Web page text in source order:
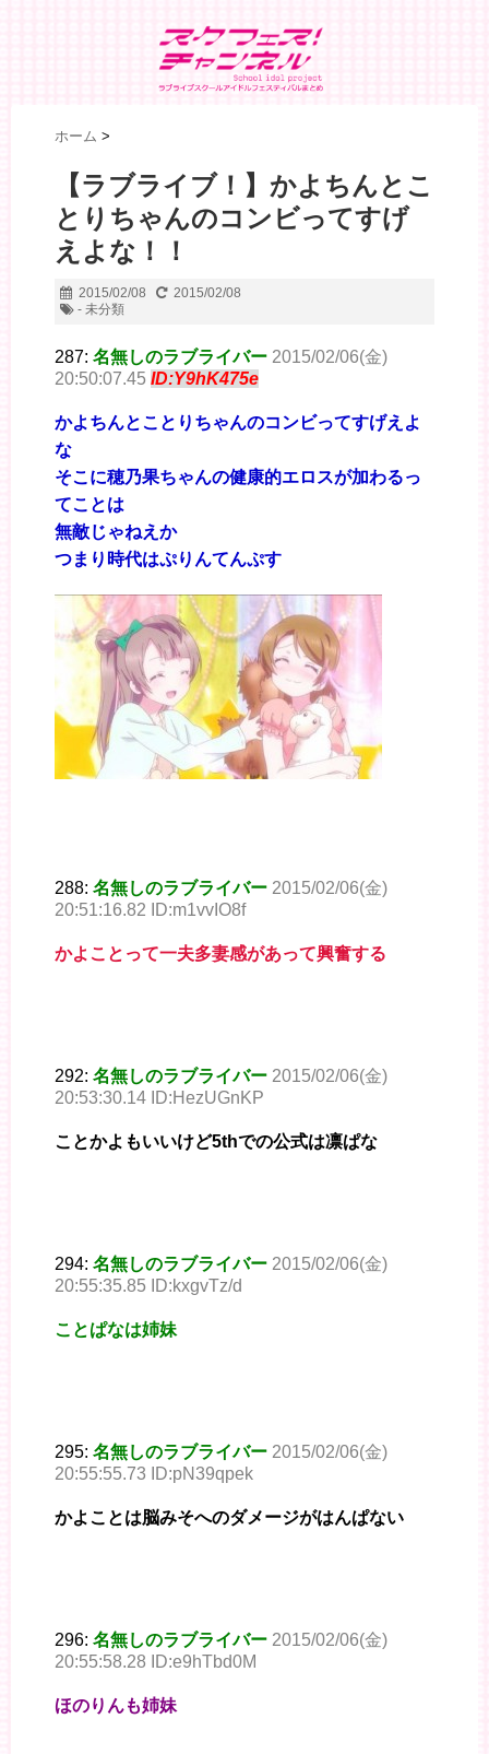
ホーム >
【ラブライブ！】かよちんとこ
とりちゃんのコンビってすげ
えよな！！
2015/02/08
2015/02/08
- 未分類
287: 名無しのラブライバー 2015/02/06(金)
20:50:07.45 ID:Y9hK475e
かよちんとことりちゃんのコンビってすげえよ
な
そこに穂乃果ちゃんの健康的エロスが加わるっ
てことは
無敵じゃねえか
つまり時代はぷりんてんぷす
288: 名無しのラブライバー 2015/02/06(金)
20:51:16.82 ID:m1vvIO8f
かよことって一夫多妻感があって興奮する
292: 名無しのラブライバー 2015/02/06(金)
20:53:30.14 ID:HezUGnKP
ことかよもいいけど5thでの公式は凛ぱな
294: 名無しのラブライバー 2015/02/06(金)
20:55:35.85 ID:kxgvTz/d
ことぱなは姉妹
295: 名無しのラブライバー 2015/02/06(金)
20:55:55.73 ID:pN39qpek
かよことは脳みそへのダメージがはんぱない
296: 名無しのラブライバー 2015/02/06(金)
20:55:58.28 ID:e9hTbd0M
ほのりんも姉妹